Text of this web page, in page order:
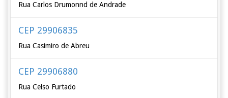
Rua Carlos Drumonnd de Andrade
CEP 29906835
Rua Casimiro de Abreu
CEP 29906880
Rua Celso Furtado